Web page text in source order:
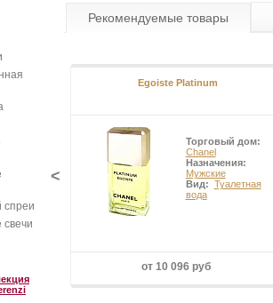
спреи
свечи
Рекомендуемые товары
Egoiste Platinum
Торговый дом:
Chanel
Назначения:
Мужские
Вид: Туалетная
вода
от 10 096 руб
<